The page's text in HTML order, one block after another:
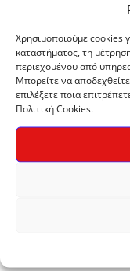
Χρησιμοποιούμε cookies
καταστήματος, τη
περιεχομένου από
Μπορείτε να
επιλέξετε ποια
Πολιτική Cookies.